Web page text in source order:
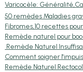
Varicocèle:
50 remèdes Maladies
Fibromes,10 recettes
Remède naturel pour
Remède Naturel
Comment soigner
Remède Naturel